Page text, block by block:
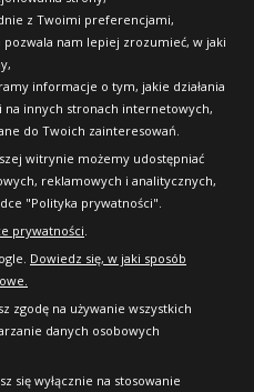
z Twoimi preferencjami,
nam lepiej zrozumieć, w jaki
informacje o tym, jakie działania
na innych stronach internetowych,
do Twoich zainteresowań.
witrynie możemy udostępniać
reklamowych i analitycznych,
"Polityka prywatności".
prywatności.
Dowiedz się, w jaki sposób
zgodę na używanie wszystkich
danych osobowych
się wyłącznie na stosowanie